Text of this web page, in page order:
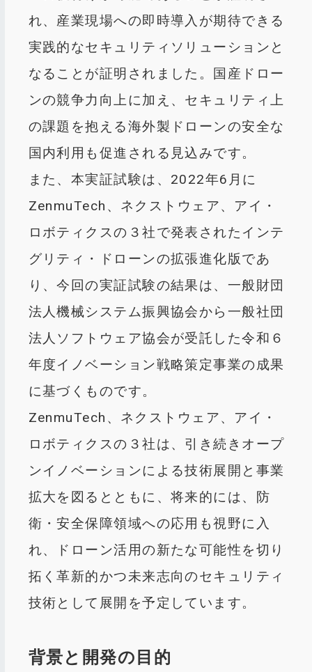
れ、産業現場への即時導入が期待できる
実践的なセキュリティソリューションと
なることが証明されました。国産ドロー
ンの競争力向上に加え、セキュリティ上
の課題を抱える海外製ドローンの安全な
国内利用も促進される見込みです。
また、本実証試験は、2022年6月に
ZenmuTech、ネクストウェア、アイ・
ロボティクスの３社で発表されたインテ
グリティ・ドローンの拡張進化版であ
り、今回の実証試験の結果は、一般財団
法人機械システム振興協会から一般社団
法人ソフトウェア協会が受託した令和６
年度イノベーション戦略策定事業の成果
に基づくものです。
ZenmuTech、ネクストウェア、アイ・
ロボティクスの３社は、引き続きオープ
ンイノベーションによる技術展開と事業
拡大を図るとともに、将来的には、防
衛・安全保障領域への応用も視野に入
れ、ドローン活用の新たな可能性を切り
拓く革新的かつ未来志向のセキュリティ
技術として展開を予定しています。
背景と開発の目的